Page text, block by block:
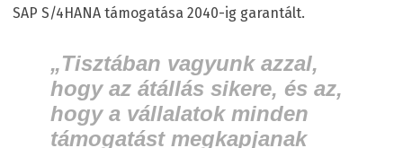
SAP S/4HANA támogatása 2040-ig garantált.
„Tisztában vagyunk azzal,
hogy az átállás sikere, és az,
hogy a vállalatok minden
támogatást megkapjanak